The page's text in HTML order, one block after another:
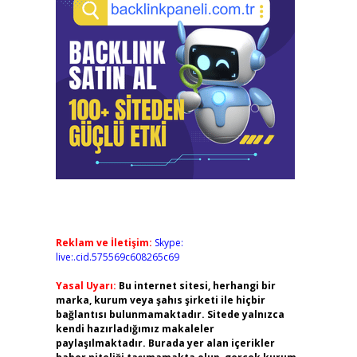
Reklam ve İletişim: Skype:
live:.cid.575569c608265c69
Yasal Uyarı: Bu internet sitesi, herhangi bir
marka, kurum veya şahıs şirketi ile hiçbir
bağlantısı bulunmamaktadır. Sitede yalnızca
kendi hazırladığımız makaleler
paylaşılmaktadır. Burada yer alan içerikler